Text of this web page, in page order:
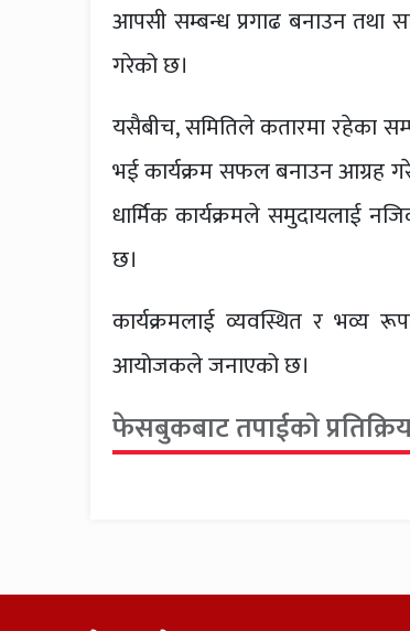
आपसी सम्बन्ध प्रगाढ बनाउन तथा
गरेको छ।
यसैबीच, समितिले कतारमा रहेका
भई कार्यक्रम सफल बनाउन आग्रह
धार्मिक कार्यक्रमले समुदायलाई
छ।
कार्यक्रमलाई व्यवस्थित र भव्य
आयोजकले जनाएको छ।
फेसबुकबाट तपाईको